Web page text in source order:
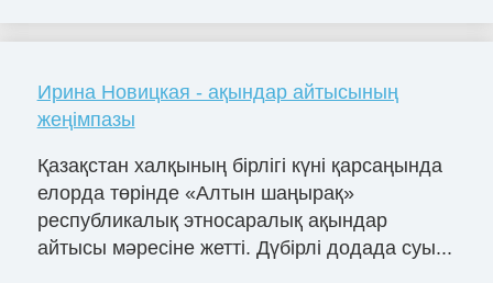
Ирина Новицкая - ақындар айтысының
жеңімпазы
Қазақстан халқының бірлігі күні қарсаңында
елорда төрінде «Алтын шаңырақ»
республикалық этносаралық ақындар
айтысы мәресіне жетті. Дүбірлі додада суы...